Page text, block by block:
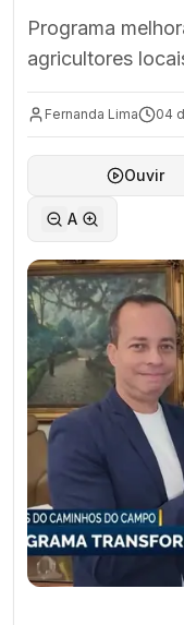
Programa
agricultores
Fernanda Lima 04
Ouvir
A